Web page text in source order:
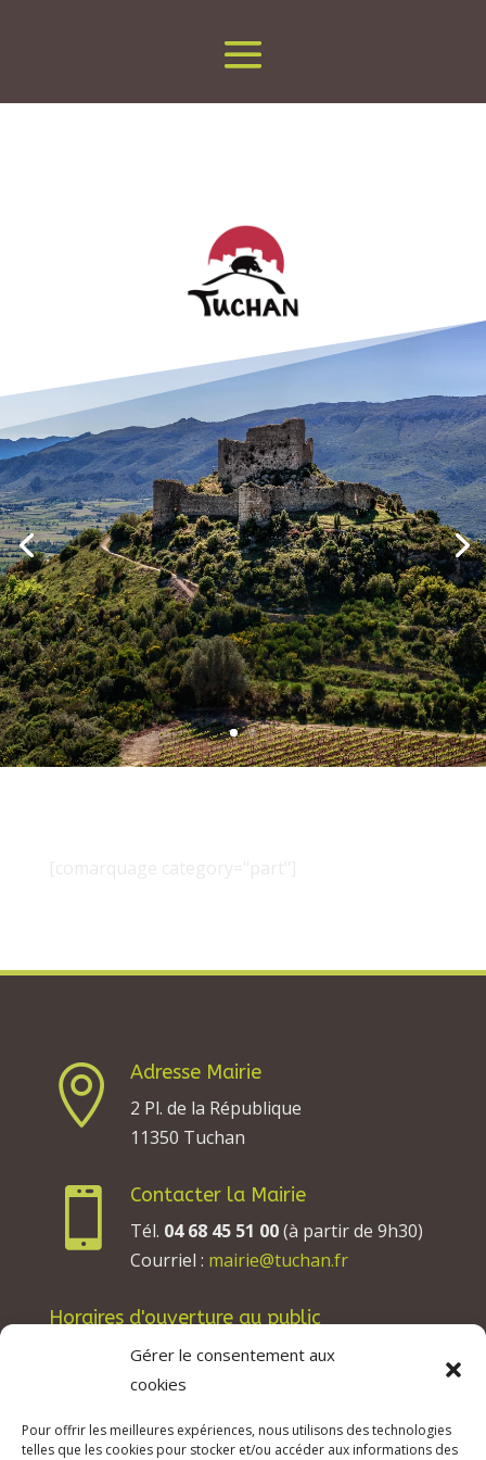
Gérer le consentement aux
cookies
Pour offrir les meilleures expériences, nous utilisons des technologies
telles que les cookies pour stocker et/ou accéder aux informations des

Adresse Mairie
2 Pl. de la République
11350 Tuchan

Contacter la Mairie
Tél. 04 68 45 51 00(à partir de 9h30)
Courriel : mairie@tuchan.fr
Horaires d'ouverture au public
Les lundis, mardis et jeudis : de 8h à 12h et de
13h30 à 17h30.
Les vendredis : de 8h à 12h.